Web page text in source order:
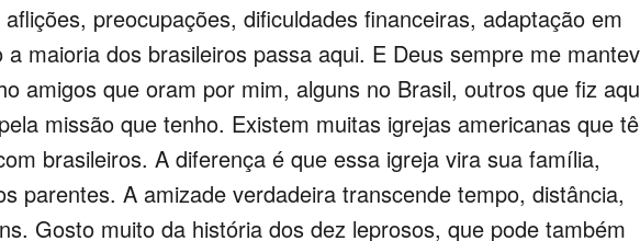
preocupações, dificuldades financeiras, adaptação em
maioria dos brasileiros passa aqui. E Deus sempre me
amigos que oram por mim, alguns no Brasil, outros que fiz
missão que tenho. Existem muitas igrejas americanas que
brasileiros. A diferença é que essa igreja vira sua família,
parentes. A amizade verdadeira transcende tempo, distância,
Gosto muito da história dos dez leprosos, que pode também